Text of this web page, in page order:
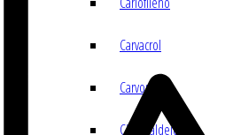
Carvacrol
Carvona
Cinamaldeído